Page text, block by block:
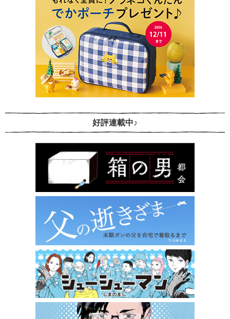
好評連載中♪